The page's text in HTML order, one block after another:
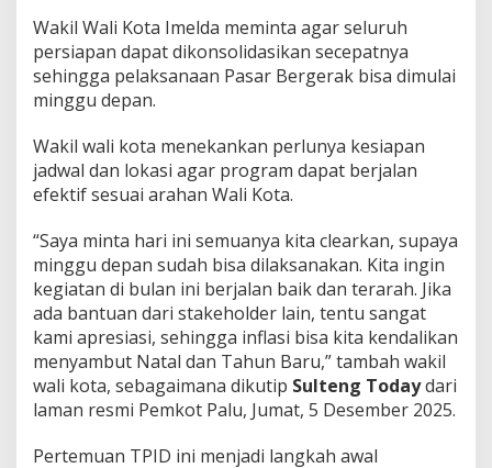
Wakil Wali Kota Imelda meminta agar seluruh
persiapan dapat dikonsolidasikan secepatnya
sehingga pelaksanaan Pasar Bergerak bisa dimulai
minggu depan.
Wakil wali kota menekankan perlunya kesiapan
jadwal dan lokasi agar program dapat berjalan
efektif sesuai arahan Wali Kota.
“Saya minta hari ini semuanya kita clearkan, supaya
minggu depan sudah bisa dilaksanakan. Kita ingin
kegiatan di bulan ini berjalan baik dan terarah. Jika
ada bantuan dari stakeholder lain, tentu sangat
kami apresiasi, sehingga inflasi bisa kita kendalikan
menyambut Natal dan Tahun Baru,” tambah wakil
wali kota, sebagaimana dikutip Sulteng Todaydari
laman resmi Pemkot Palu, Jumat, 5 Desember 2025.
Pertemuan TPID ini menjadi langkah awal